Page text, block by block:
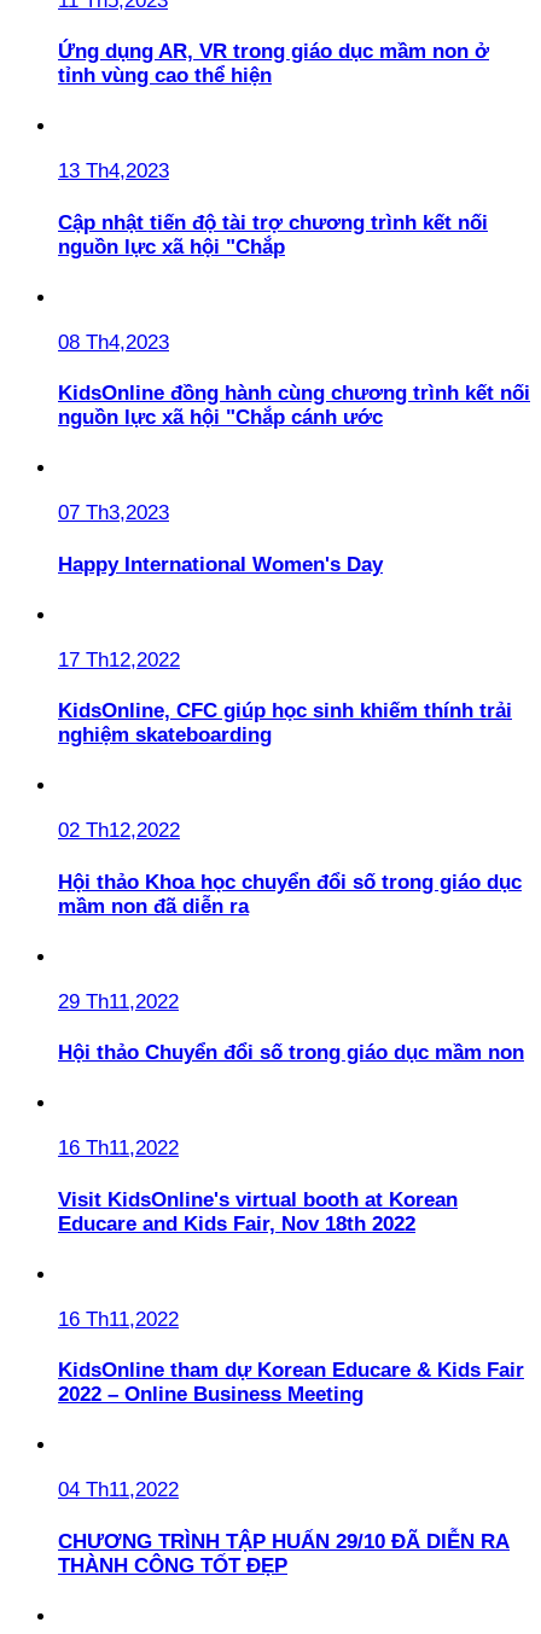
Ứng dụng AR, VR trong giáo dục mầm non ở
tỉnh vùng cao thể hiện
13 Th4,2023
Cập nhật tiến độ tài trợ chương trình kết nối
nguồn lực xã hội "Chắp
08 Th4,2023
KidsOnline đồng hành cùng chương trình kết nối
nguồn lực xã hội "Chắp cánh ước
07 Th3,2023
Happy International Women's Day
17 Th12,2022
KidsOnline, CFC giúp học sinh khiếm thính trải
nghiệm skateboarding
02 Th12,2022
Hội thảo Khoa học chuyển đổi số trong giáo dục
mầm non đã diễn ra
29 Th11,2022
Hội thảo Chuyển đổi số trong giáo dục mầm non
16 Th11,2022
Visit KidsOnline's virtual booth at Korean
Educare and Kids Fair, Nov 18th 2022
16 Th11,2022
KidsOnline tham dự Korean Educare & Kids Fair
2022 – Online Business Meeting
04 Th11,2022
CHƯƠNG TRÌNH TẬP HUẤN 29/10 ĐÃ DIỄN RA
THÀNH CÔNG TỐT ĐẸP